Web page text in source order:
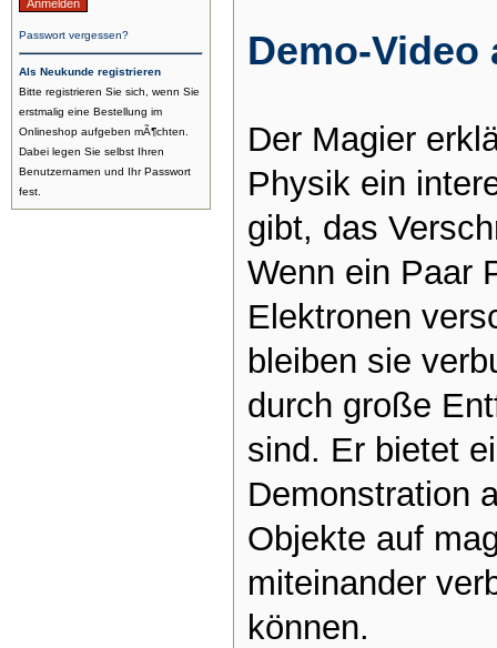
Passwort vergessen?
Als Neukunde registrieren
Bitte registrieren Sie sich, wenn Sie
erstmalig eine Bestellung im
Onlineshop aufgeben mÃ¶chten.
Dabei legen Sie selbst Ihren
Benutzernamen und Ihr Passwort
fest.
Demo-Video
Der Magier
Physik ein
gibt, das
Wenn ein Paar
Elektronen
bleiben sie
durch große
sind. Er bietet
Demonstration
Objekte auf
miteinander
können.